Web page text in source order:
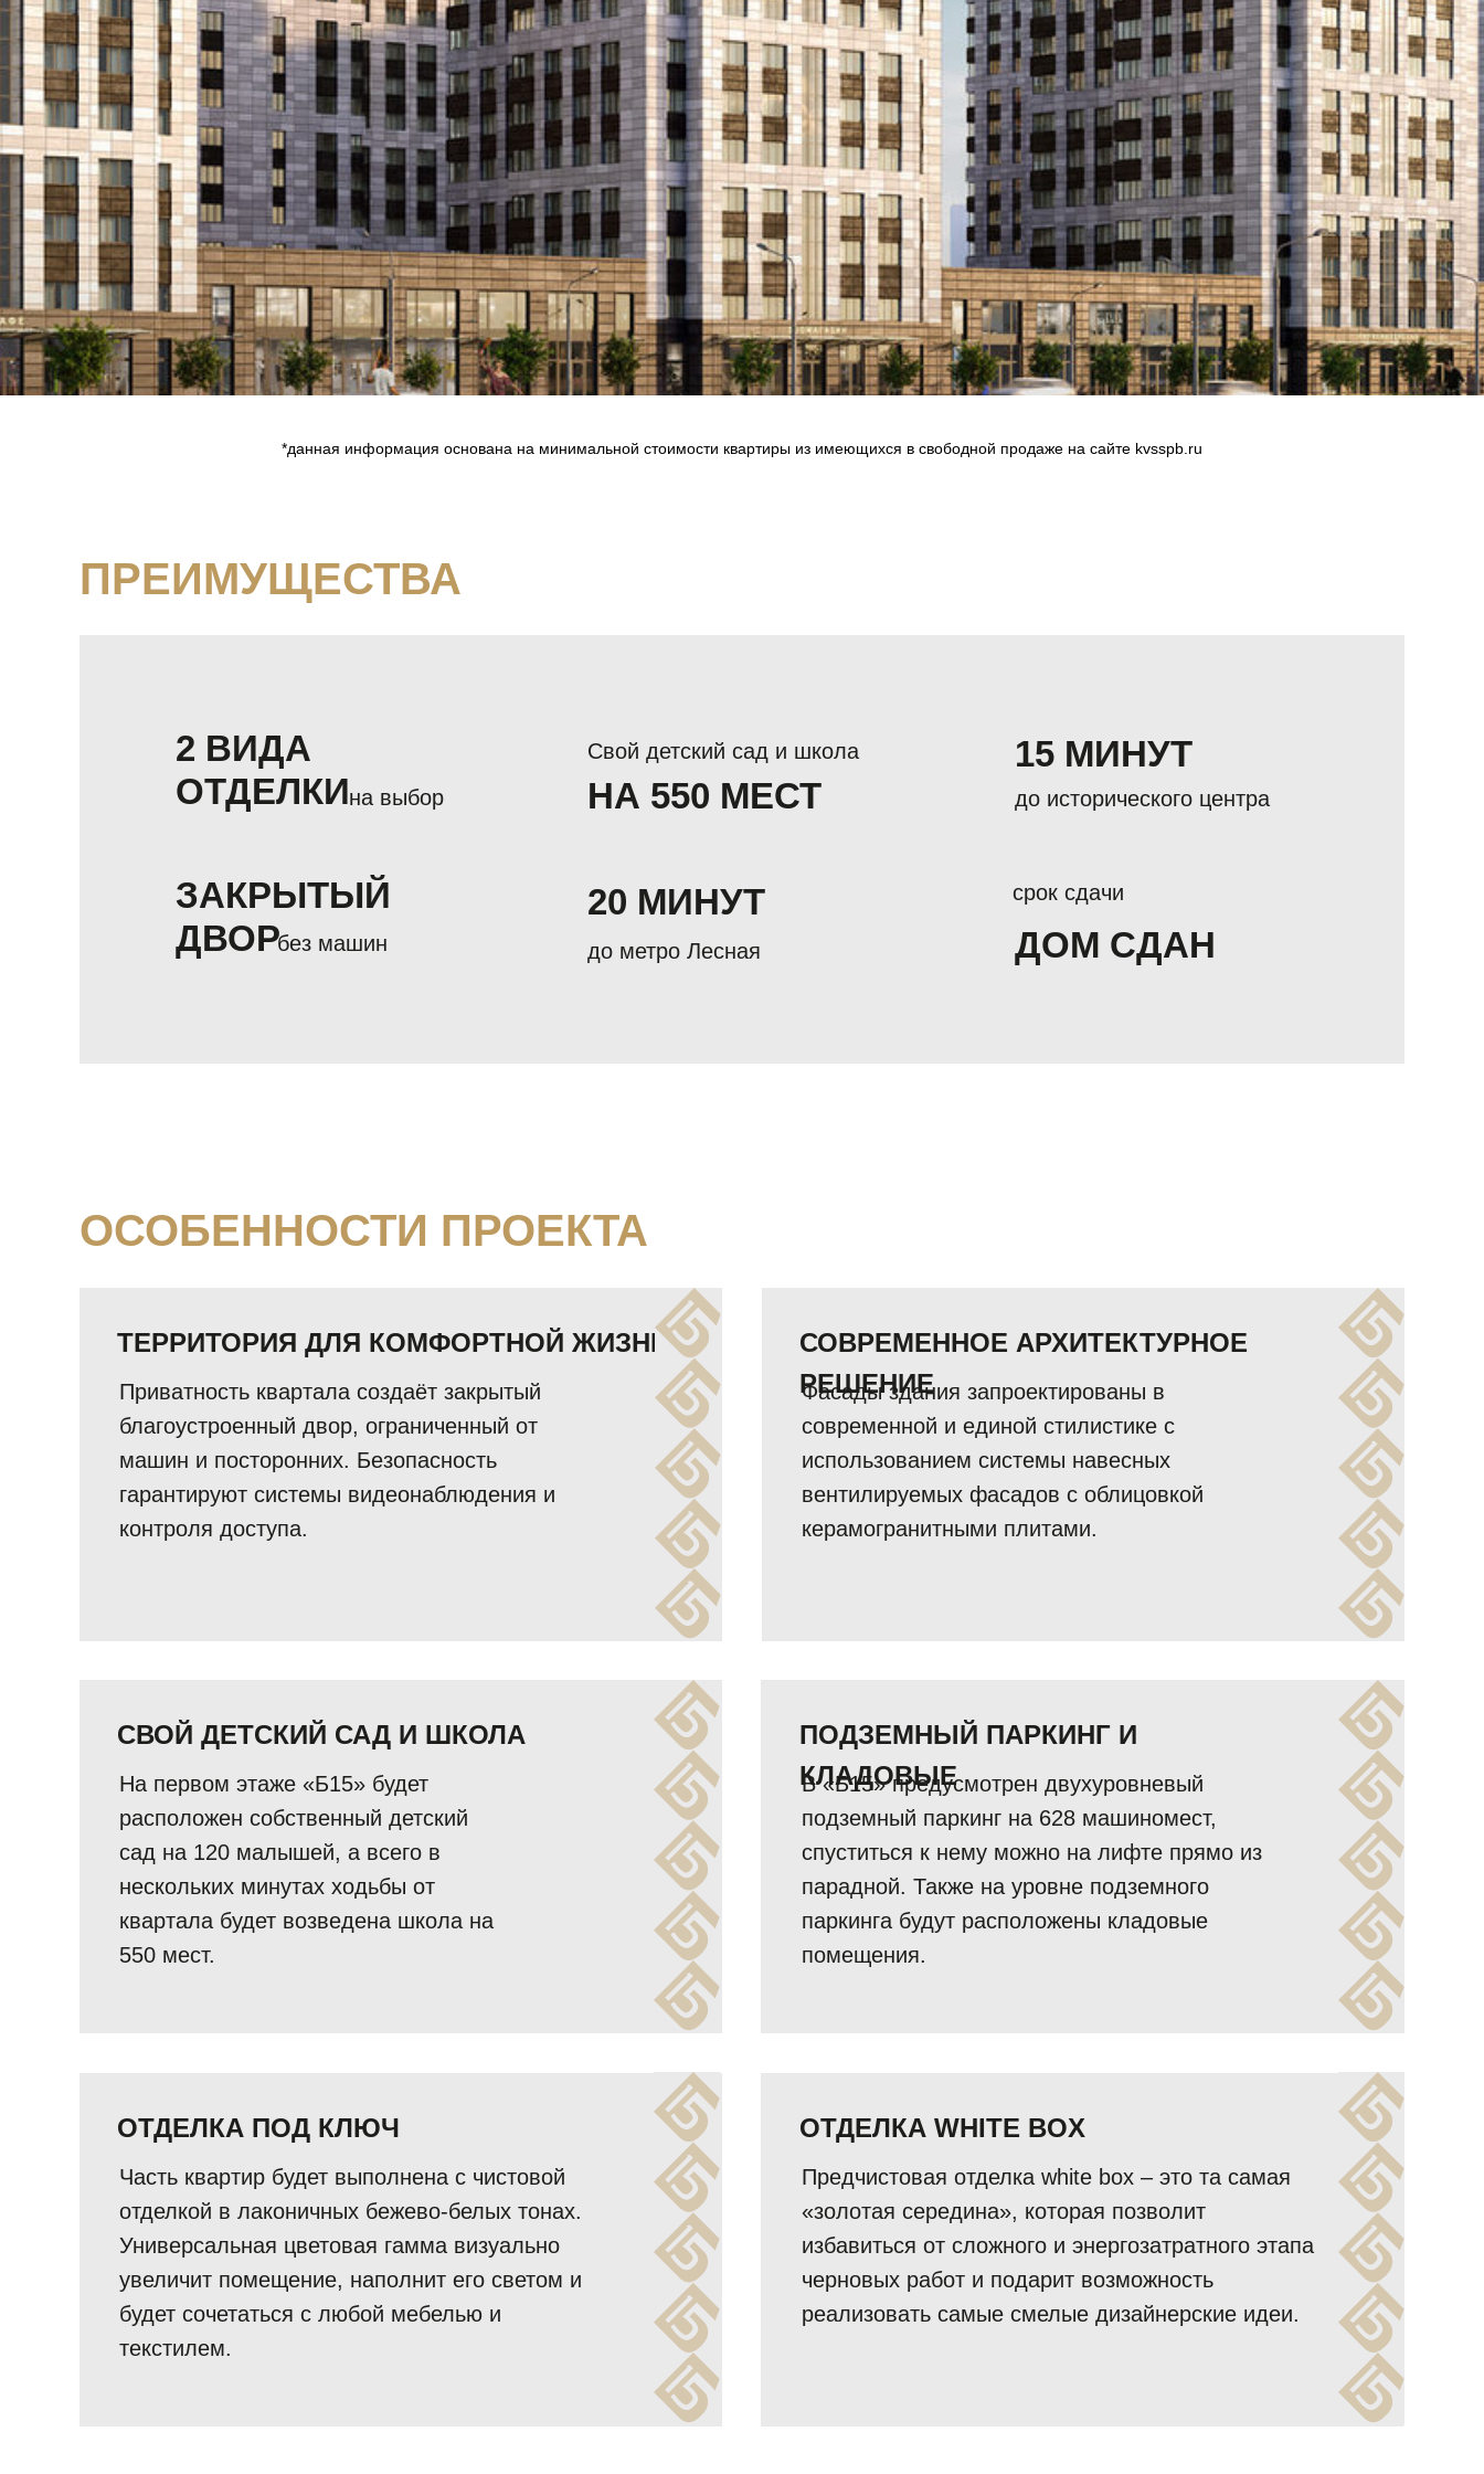
*данная информация основана на минимальной стоимости квартиры из имеющихся в свободной продаже на сайте kvsspb.ru
2 ВИДА
ОТДЕЛКИ
НА 550 МЕСТ
15 МИНУТ
ЗАКРЫТЫЙ
ДВОР
20 МИНУТ
до метро Лесная ДОМ СДАН
ПРЕИМУЩЕСТВА
на выбор
без машин
Свой детский сад и школа
до исторического центра
срок сдачи
ОСОБЕННОСТИ ПРОЕКТА
ТЕРРИТОРИЯ ДЛЯ КОМФОРТНОЙ ЖИЗНИ
Приватность квартала создаёт закрытый
благоустроенный двор, ограниченный от
машин и посторонних. Безопасность
гарантируют системы видеонаблюдения и
контроля доступа.
СОВРЕМЕННОЕ АРХИТЕКТУРНОЕ
РЕШЕНИЕ
Фасады здания запроектированы в
современной и единой стилистике с
использованием системы навесных
вентилируемых фасадов с облицовкой
керамогранитными плитами.
СВОЙ ДЕТСКИЙ САД И ШКОЛА
На первом этаже «Б15» будет
расположен собственный детский
сад на 120 малышей, а всего в
нескольких минутах ходьбы от
квартала будет возведена школа на
550 мест.
ПОДЗЕМНЫЙ ПАРКИНГ И
КЛАДОВЫЕ
В «Б15» предусмотрен двухуровневый
подземный паркинг на 628 машиномест,
спуститься к нему можно на лифте прямо из
парадной. Также на уровне подземного
паркинга будут расположены кладовые
помещения.
ОТДЕЛКА ПОД КЛЮЧ
Часть квартир будет выполнена с чистовой
отделкой в лаконичных бежево-белых тонах.
Универсальная цветовая гамма визуально
увеличит помещение, наполнит его светом и
будет сочетаться с любой мебелью и
текстилем.
ОТДЕЛКА WHITE BOX
Предчистовая отделка white box – это та самая
«золотая середина», которая позволит
избавиться от сложного и энергозатратного этапа
черновых работ и подарит возможность
реализовать самые смелые дизайнерские идеи.